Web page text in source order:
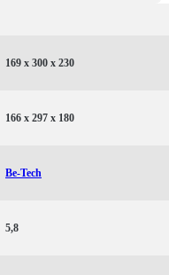
169 x 300 x 230
166 x 297 x 180
Be-Tech
5,8